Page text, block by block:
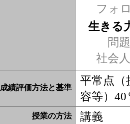
フォ
生きる
問題
社会
成績評価方法と基準
平常点
容等）
授業の方法 講義